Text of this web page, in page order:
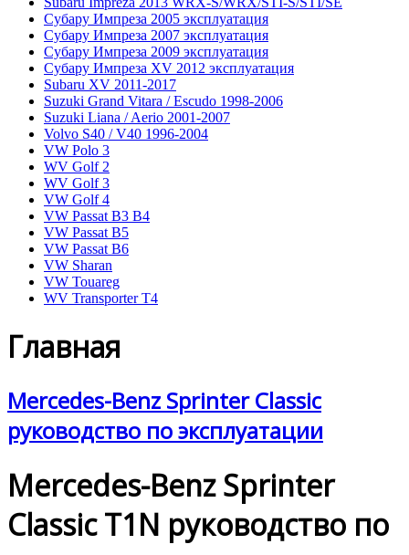
Субару Импреза 2005 эксплуатация
Субару Импреза 2007 эксплуатация
Субару Импреза 2009 эксплуатация
Субару Импреза XV 2012 эксплуатация
Subaru XV 2011-2017
Suzuki Grand Vitara / Escudo 1998-2006
Suzuki Liana / Aerio 2001-2007
Volvo S40 / V40 1996-2004
VW Polo 3
WV Golf 2
WV Golf 3
VW Golf 4
VW Passat B3 B4
VW Passat B5
VW Passat B6
VW Sharan
VW Touareg
WV Transporter T4
Главная
Mercedes-Benz Sprinter Classic
руководство по эксплуатации
Mercedes-Benz Sprinter
Classic T1N руководство по